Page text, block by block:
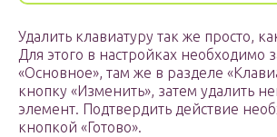
Удалить клавиатуру так же просто,
Для этого в настройках необходимо
«Основное», там же в разделе
кнопку «Изменить», затем удалить
элемент. Подтвердить действие
кнопкой «Готово».